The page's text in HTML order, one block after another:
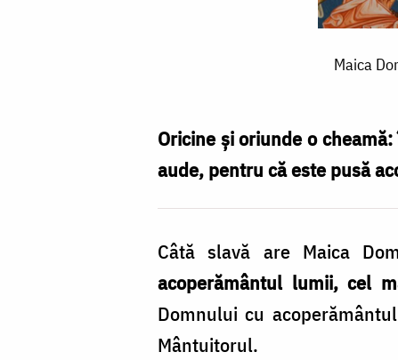
Maica
Oricine și oriunde o
aude, pentru că este pusă
Câtă slavă are Maica
acoperământul lumii, cel
Domnului cu
Mântuitorul.